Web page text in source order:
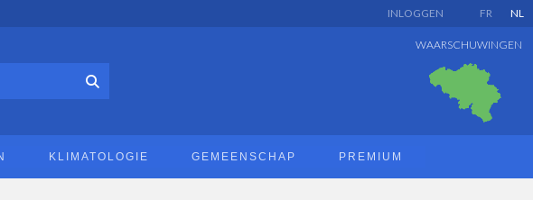
FR NL
INLOGGEN
WAARSCHUWINGEN
KLIMATOLOGIE GEMEENSCHAP PREMIUM